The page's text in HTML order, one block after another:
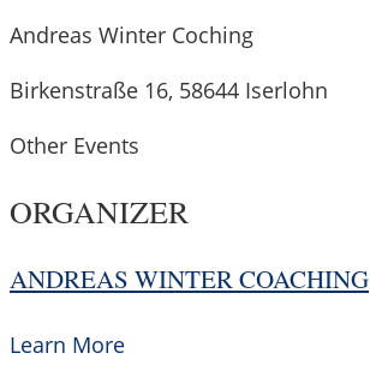
Andreas Winter Coching
Birkenstraße 16, 58644 Iserlohn
Other Events
ORGANIZER
ANDREAS WINTER COACHING
Learn More